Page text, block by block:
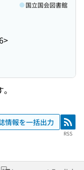
国立国会図書館
情報を一括出力 RSS
RSS